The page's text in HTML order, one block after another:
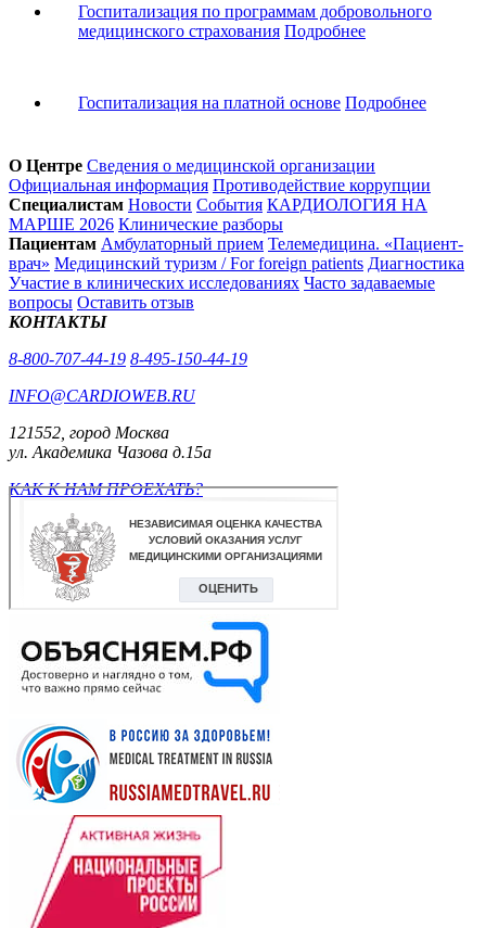
Госпитализация по программам добровольного
медицинского страхования Подробнее
Госпитализация на платной основе Подробнее
О Центре Сведения о медицинской организации
Официальная информация Противодействие коррупции
Специалистам Новости События КАРДИОЛОГИЯ НА
МАРШЕ 2026 Клинические разборы
Пациентам Амбулаторный прием Телемедицина. «Пациент-
врач» Медицинский туризм / For foreign patients Диагностика
Участие в клинических исследованиях Часто задаваемые
вопросы Оставить отзыв
КОНТАКТЫ
8-800-707-44-19 8-495-150-44-19
INFO@CARDIOWEB.RU
121552, город Москва
ул. Академика Чазова д.15а
КАК К НАМ ПРОЕХАТЬ?